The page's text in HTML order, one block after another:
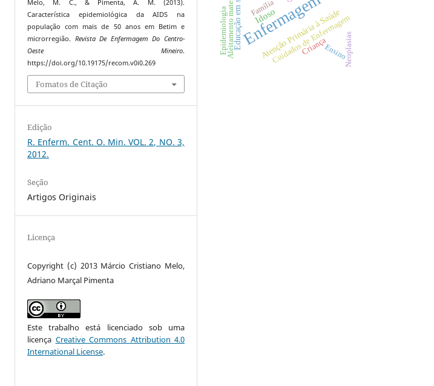
Melo, M. C., & Pimenta, A. M. (2013).
Característica epidemiológica da AIDS na
população com mais de 50 anos em Betim e
microrregião. Revista De Enfermagem Do Centro-
Oeste Mineiro.
https://doi.org/10.19175/recom.v0i0.269
Fomatos de Citação
Edição
R. Enferm. Cent. O. Min. VOL. 2, NO. 3,
2012.
Seção
Artigos Originais
Licença
Copyright (c) 2013 Márcio Cristiano Melo,
Adriano Marçal Pimenta
Este trabalho está licenciado sob uma
licença Creative Commons Attribution 4.0
International License.
Enfermagem
Idoso
Atenção Primária à Saúde
Cuidados de Enfermagem
Criança
Educação em saúde Família
Aleitamento materno Ensino
Epidemiologia Neoplasias